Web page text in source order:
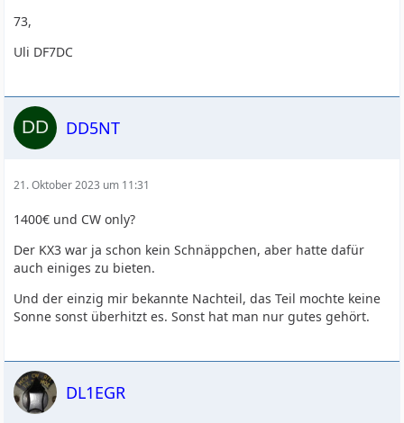
73,
Uli DF7DC
DD5NT
21. Oktober 2023 um 11:31
1400€ und CW only?
Der KX3 war ja schon kein Schnäppchen, aber hatte dafür
auch einiges zu bieten.
Und der einzig mir bekannte Nachteil, das Teil mochte keine
Sonne sonst überhitzt es. Sonst hat man nur gutes gehört.
DL1EGR